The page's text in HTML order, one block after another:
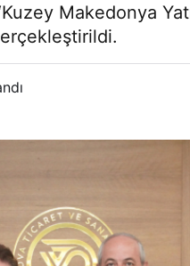
Makedonya